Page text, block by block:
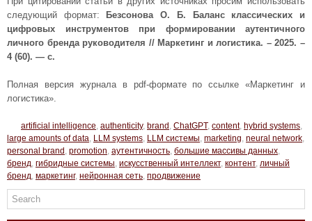
следующий формат:
Безсонова О. Б. Баланс классических и
цифровых инструментов при формировании аутентичного
личного бренда руководителя // Маркетинг и логистика. – 2025. –
4 (60). — с.
Полная версия журнала в pdf-формате по ссылке «Маркетинг и
логистика».
artificial intelligence, authenticity, brand , ChatGPT, content, hybrid systems,
large amounts of data, LLM systems, LLM системы, marketing, neural network,
personal brand , promotion, аутентичность, большие массивы данных,
бренд, гибридные системы, искусственный интеллект, контент, личный
бренд, маркетинг, нейронная сеть, продвижение